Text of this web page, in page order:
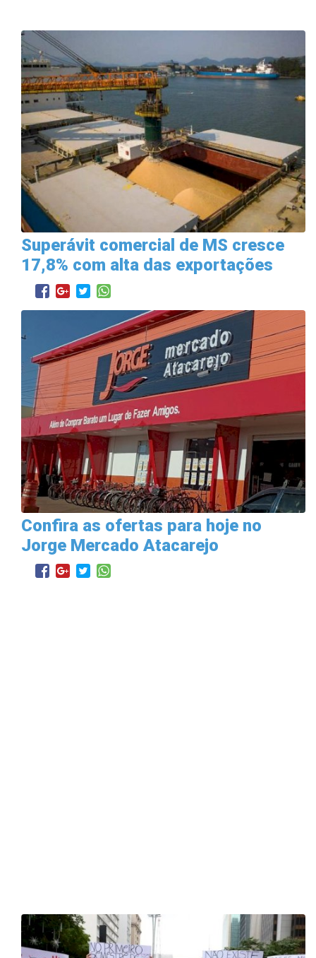
Superávit comercial de MS cresce
17,8% com alta das exportações
Confira as ofertas para hoje no
Jorge Mercado Atacarejo